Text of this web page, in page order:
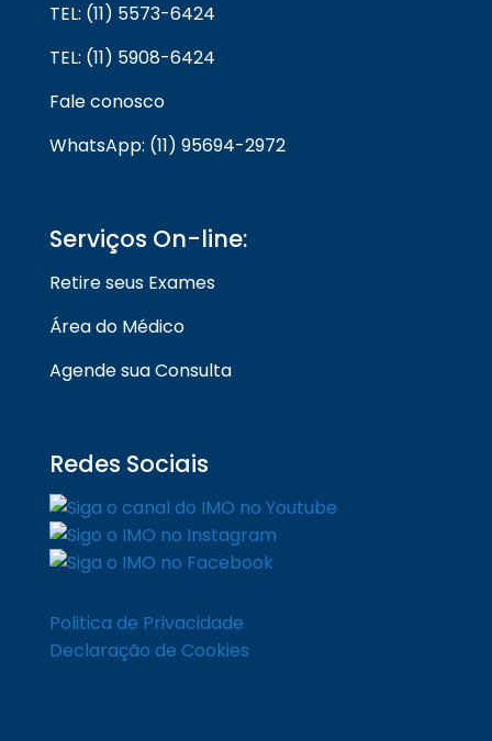
TEL: (11) 5573-6424
TEL: (11) 5908-6424
Fale conosco
WhatsApp: (11) 95694-2972
Serviços On-line:
Retire seus Exames
Área do Médico
Agende sua Consulta
Redes Sociais
Politica de Privacidade
Declaração de Cookies